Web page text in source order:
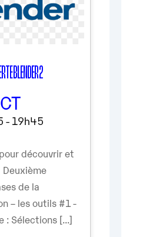
BLENDER 2
- 19h45
découvrir et
de la
– les outils #1 -
: Sélections [...]